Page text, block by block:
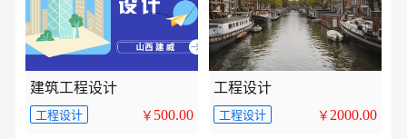
建筑工程设计
工程设计 ￥ 500.00
工程设计
工程设计 ￥ 2000.00